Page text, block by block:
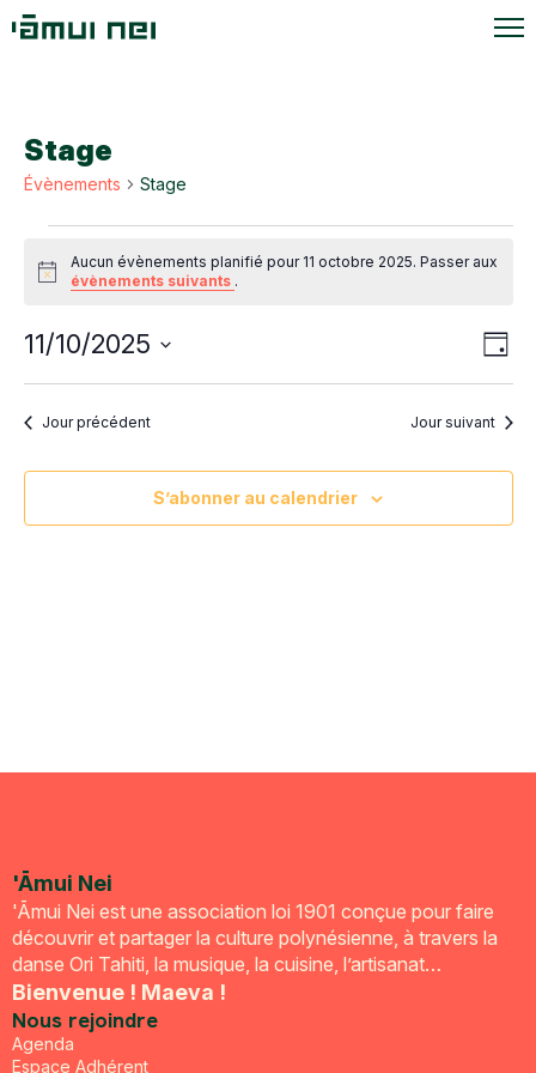
Stage
Évènements Stage
for
octobre
2025
Notice
Aucun évènements planifié pour 11 octobre 2025. Passer aux
évènements suivants .
par
de
Jour
11/10/2025
date.Jour précédent Jour suivant
S’abonner au calendrier
'Āmui Nei
'Āmui Nei est une association loi 1901 conçue pour faire
découvrir et partager la culture polynésienne, à travers la
danse Ori Tahiti, la musique, la cuisine, l’artisanat…
Bienvenue ! Maeva !
Nous rejoindre
Agenda
Espace Adhérent